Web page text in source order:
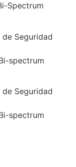
Spectrum
spectrum
spectrum